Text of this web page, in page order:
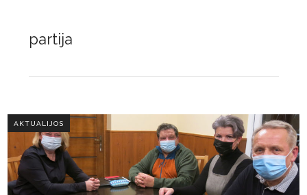
partija
AKTUALIJOS